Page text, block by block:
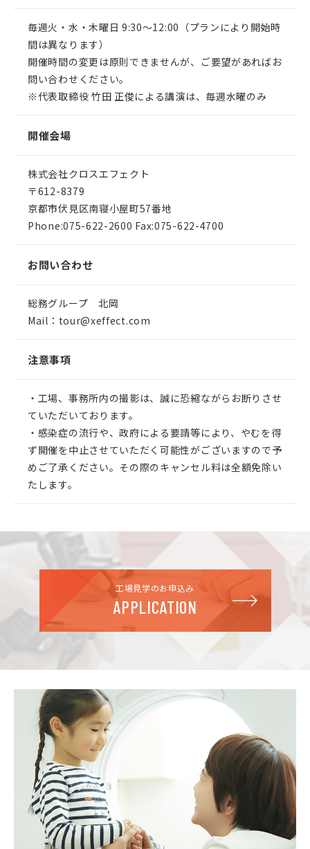
毎週火・水・木曜日 9:30～12:00（プランにより開始時
間は異なります）
開催時間の変更は原則できませんが、ご要望があればお
問い合わせください。
※代表取締役 竹田 正俊による講演は、毎週水曜のみ
開催会場
株式会社クロスエフェクト
〒612-8379
京都市伏見区南寝小屋町57番地
Phone:075-622-2600 Fax:075-622-4700
お問い合わせ
総務グループ 北岡
Mail：tour@xeffect.com
注意事項
・工場、事務所内の撮影は、誠に恐縮ながらお断りさせ
ていただいております。
・感染症の流行や、政府による要請等により、やむを得
ず開催を中止させていただく可能性がございますので予
めご了承ください。その際のキャンセル料は全額免除い
たします。
工場見学のお申込み
APPLICATION